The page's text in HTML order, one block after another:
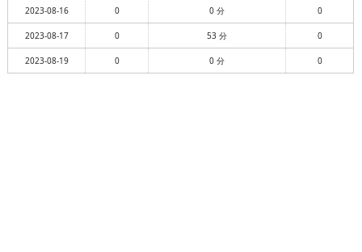
2023-08-16 0 0 分 0
2023-08-17 0 53 分 0
2023-08-19 0 0 分 0